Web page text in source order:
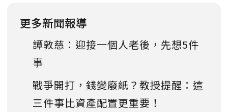
更多新聞報導
譚敦慈：迎接一個人老後，先想5件
事
戰爭開打，錢變廢紙？教授提醒：這
三件事比資產配置更重要！